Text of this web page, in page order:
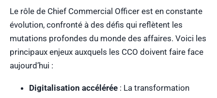
Le rôle de Chief Commercial Officer est en constante
évolution, confronté à des défis qui reflètent les
mutations profondes du monde des affaires. Voici les
principaux enjeux auxquels les CCO doivent faire face
aujourd’hui :
Digitalisation accélérée : La transformation